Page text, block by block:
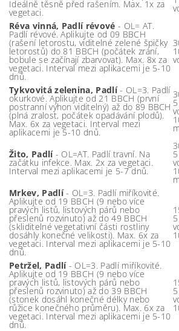
Ideálně těsně před rašením. Max. 1x za
vegetaci.
Réva vinná, Padlí révové - OL= AT.
Padlí révové. Aplikujte od 09 BBCH
(rašení letorostu, viditelné zelené špičky
letorostů) do 81 BBCH (počátek zrání,
bobule se začínají zbarvovat). Max. 8x za
vegetaci. Interval mezi aplikacemi je 5-10
dnů.
Tykvovitá zelenina, Padlí- OL=3. Padlí
okurkové. Aplikujte od 21 BBCH (první
postranní výhon viditelný) až do 89 BBCH
(plná zralost, počátek opadávání plodů).
Max. 6x za vegetaci. Interval mezi
aplikacemi je 5-10 dnů.
Žito, Padlí- OL=AT. Padlí travní. Na
začátku infekce. Max. 2x za vegetaci.
Interval mezi aplikacemi je 5-7 dnů.
Mrkev, Padlí- OL=3. Padlí miříkovité.
Aplikujte od 19 BBCH (9 nebo více
pravých listů, listových párů nebo
přeslenů rozvinuto) až do 49 BBCH
(skliditelné vegetativní části rostliny
dosáhly konečné velikosti). Max. 6x za
vegetaci. Interval mezi aplikacemi je 5-10
dnů.
Petržel, Padlí- OL=3. Padlí miříkovité.
Aplikujte od 19 BBCH (9 nebo více
pravých listů, listových párů nebo
přeslenů rozvinuto) až do 39 BBCH
(stonek dosáhl konečné délky nebo
růžice konečného průměru). Max. 6x za
vegetaci. Interval mezi aplikacemi je 5-10
dnů.